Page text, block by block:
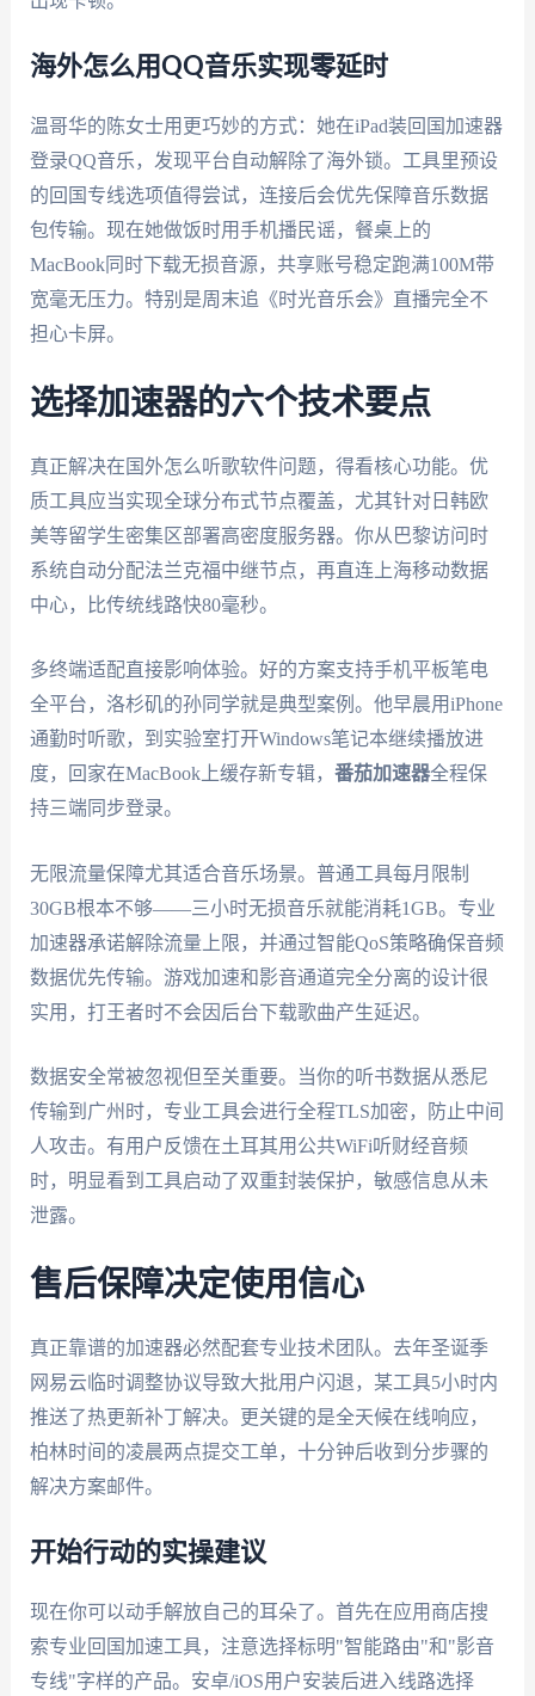
海外怎么用QQ音乐实现零延时
温哥华的陈女士用更巧妙的方式：她在iPad装回国加速器
登录QQ音乐，发现平台自动解除了海外锁。工具里预设
的回国专线选项值得尝试，连接后会优先保障音乐数据
包传输。现在她做饭时用手机播民谣，餐桌上的
MacBook同时下载无损音源，共享账号稳定跑满100M带
宽毫无压力。特别是周末追《时光音乐会》直播完全不
担心卡屏。
选择加速器的六个技术要点
真正解决在国外怎么听歌软件问题，得看核心功能。优
质工具应当实现全球分布式节点覆盖，尤其针对日韩欧
美等留学生密集区部署高密度服务器。你从巴黎访问时
系统自动分配法兰克福中继节点，再直连上海移动数据
中心，比传统线路快80毫秒。
多终端适配直接影响体验。好的方案支持手机平板笔电
全平台，洛杉矶的孙同学就是典型案例。他早晨用iPhone
通勤时听歌，到实验室打开Windows笔记本继续播放进
度，回家在MacBook上缓存新专辑， 番茄加速器全程保
持三端同步登录。
无限流量保障尤其适合音乐场景。普通工具每月限制
30GB根本不够——三小时无损音乐就能消耗1GB。专业
加速器承诺解除流量上限，并通过智能QoS策略确保音频
数据优先传输。游戏加速和影音通道完全分离的设计很
实用，打王者时不会因后台下载歌曲产生延迟。
数据安全常被忽视但至关重要。当你的听书数据从悉尼
传输到广州时，专业工具会进行全程TLS加密，防止中间
人攻击。有用户反馈在土耳其用公共WiFi听财经音频
时，明显看到工具启动了双重封装保护，敏感信息从未
泄露。
售后保障决定使用信心
真正靠谱的加速器必然配套专业技术团队。去年圣诞季
网易云临时调整协议导致大批用户闪退，某工具5小时内
推送了热更新补丁解决。更关键的是全天候在线响应，
柏林时间的凌晨两点提交工单，十分钟后收到分步骤的
解决方案邮件。
开始行动的实操建议
现在你可以动手解放自己的耳朵了。首先在应用商店搜
索专业回国加速工具，注意选择标明"智能路由"和"影音
专线"字样的产品。安卓/iOS用户安装后进入线路选择